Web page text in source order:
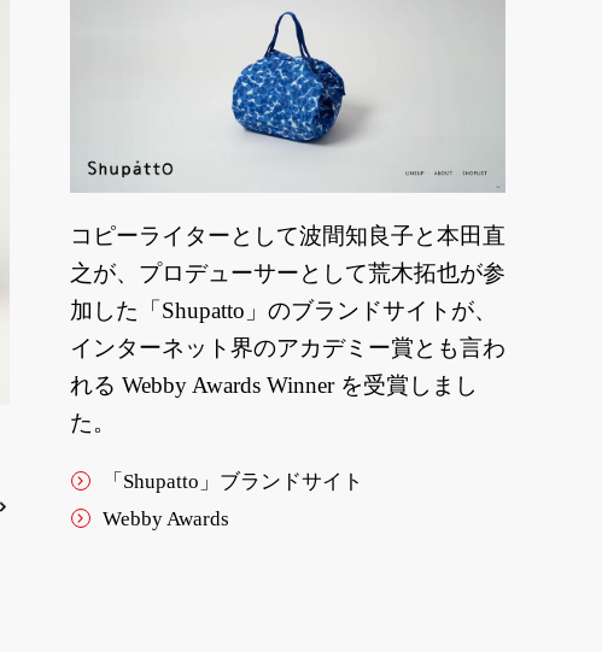
コピーライターとして波間知良子と本田直
之が、プロデューサーとして荒木拓也が参
加した「Shupatto」のブランドサイトが、
インターネット界のアカデミー賞とも言わ
れる Webby Awards Winner を受賞しまし
た。
「Shupatto」ブランドサイト
Webby Awards